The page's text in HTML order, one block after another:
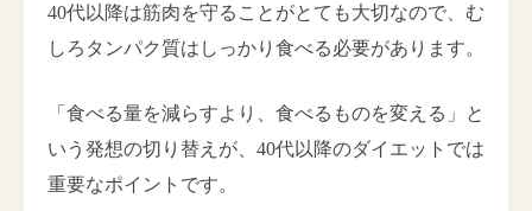
40代以降は筋肉を守ることがとても大切なので、む
しろタンパク質はしっかり食べる必要があります。
「食べる量を減らすより、食べるものを変える」と
いう発想の切り替えが、40代以降のダイエットでは
重要なポイントです。